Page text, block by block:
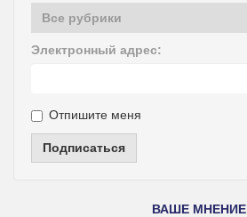
Электронный адрес:
Отпишите меня
Подписаться
ВАШЕ МНЕНИЕ